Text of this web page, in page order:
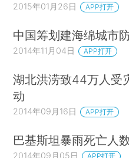
2015年01月26日 APP打开
中国筹划建海绵城市
2014年11月04日 APP打开
湖北洪涝致44万人受
动
2014年09月16日 APP打开
巴基斯坦暴雨死亡人
2014年09月05日 APP打开